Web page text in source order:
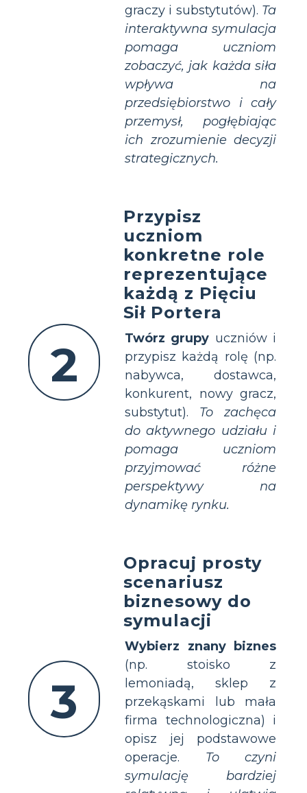
graczy i substytutów). Ta
interaktywna symulacja
pomaga uczniom
zobaczyć, jak każda siła
wpływa na
przedsiębiorstwo i cały
przemysł, pogłębiając
ich zrozumienie decyzji
strategicznych.
2
Przypisz
uczniom
konkretne role
reprezentujące
każdą z Pięciu
Sił Portera
Twórz grupy uczniów i
przypisz każdą rolę (np.
nabywca, dostawca,
konkurent, nowy gracz,
substytut). To zachęca
do aktywnego udziału i
pomaga uczniom
przyjmować różne
perspektywy na
dynamikę rynku.
3
Opracuj prosty
scenariusz
biznesowy do
symulacji
Wybierz znany biznes
(np. stoisko z
lemoniadą, sklep z
przekąskami lub mała
firma technologiczna) i
opisz jej podstawowe
operacje. To czyni
symulację bardziej